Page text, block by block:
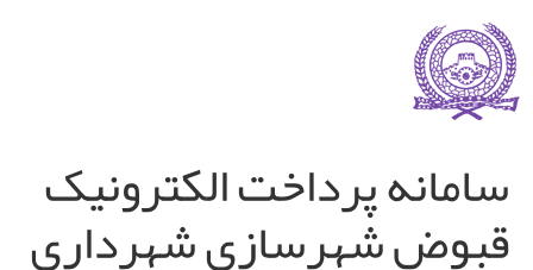
سامانه پرداخت الکترونیک
قبوض شهرسازی شهرداری